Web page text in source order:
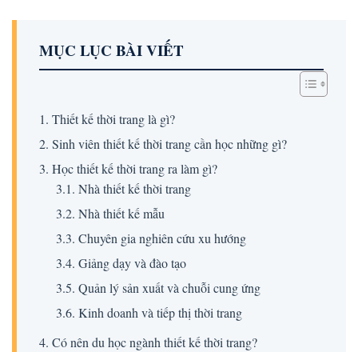
MỤC LỤC BÀI VIẾT
1. Thiết kế thời trang là gì?
2. Sinh viên thiết kế thời trang cần học những gì?
3. Học thiết kế thời trang ra làm gì?
3.1. Nhà thiết kế thời trang
3.2. Nhà thiết kế mẫu
3.3. Chuyên gia nghiên cứu xu hướng
3.4. Giảng dạy và đào tạo
3.5. Quản lý sản xuất và chuỗi cung ứng
3.6. Kinh doanh và tiếp thị thời trang
4. Có nên du học ngành thiết kế thời trang?